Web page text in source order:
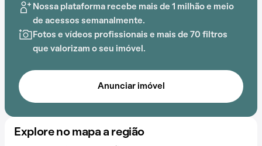
PUCGOIAS-Reitoria e PUCGOIAS-DTI adiciona
praticidade a essa experiência.
Nossa plataforma recebe mais de 1 milhão e meio
de acessos semanalmente.
Fotos e vídeos profissionais e mais de 70 filtros
que valorizam o seu imóvel.
Anunciar imóvel
Explore no mapa a região